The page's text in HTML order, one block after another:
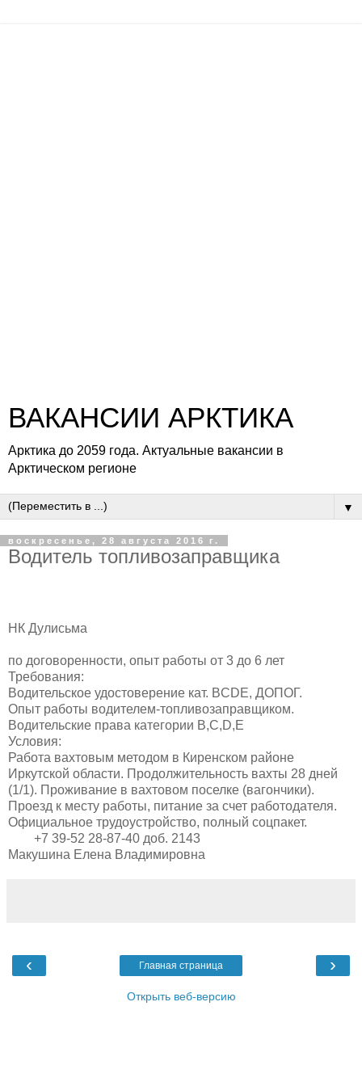
ВАКАНСИИ АРКТИКА
Арктика до 2059 года. Актуальные вакансии в
Арктическом регионе
▼
воскресенье, 28 августа 2016 г.
Водитель топливозаправщика
НК Дулисьма
по договоренности, опыт работы от 3 до 6 лет
Требования:
Водительское удостоверение кат. BCDЕ, ДОПОГ.
Опыт работы водителем-топливозаправщиком.
Водительские права категории B,C,D,E
Условия:
Работа вахтовым методом в Киренском районе
Иркутской области. Продолжительность вахты 28 дней
(1/1). Проживание в вахтовом поселке (вагончики).
Проезд к месту работы, питание за счет работодателя.
Официальное трудоустройство, полный соцпакет.
+7 39-52 28-87-40 доб. 2143
Макушина Елена Владимировна
‹ ›
Главная страница
Открыть веб-версию